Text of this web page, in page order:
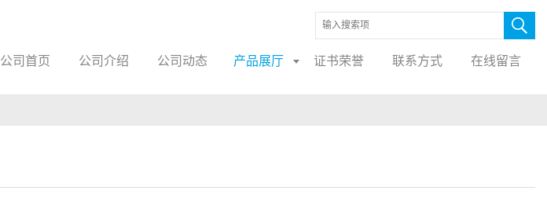
公司首页 公司介绍 公司动态 产品展厅 证书荣誉 联系方式 在线留言